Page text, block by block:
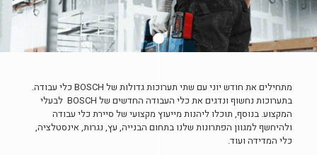
מתחילים את חודש יוני עם שתי תערוכות גדולות של BOSCH כלי עבודה.
בתערוכות נחשוף ונדגים את כלי העבודה החדשים של BOSCH לבעלי
המקצוע. בנוסף, תוכלו ליהנות מייעוץ מקצועי של סיירת כלי עבודה
ולהיחשף למגוון הפתרונות שלנו בתחום הבנייה, עץ, נגרות, אינסטלציה,
כלי המדידה ועוד.